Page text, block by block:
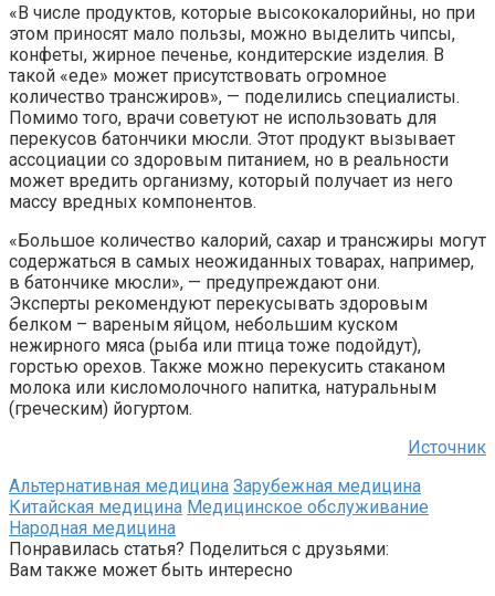
«В числе продуктов, которые высококалорийны, но при
этом приносят мало пользы, можно выделить чипсы,
конфеты, жирное печенье, кондитерские изделия. В
такой «еде» может присутствовать огромное
количество трансжиров», — поделились специалисты.
Помимо того, врачи советуют не использовать для
перекусов батончики мюсли. Этот продукт вызывает
ассоциации со здоровым питанием, но в реальности
может вредить организму, который получает из него
массу вредных компонентов.
«Большое количество калорий, сахар и трансжиры могут
содержаться в самых неожиданных товарах, например,
в батончике мюсли», — предупреждают они.
Эксперты рекомендуют перекусывать здоровым
белком – вареным яйцом, небольшим куском
нежирного мяса (рыба или птица тоже подойдут),
горстью орехов. Также можно перекусить стаканом
молока или кисломолочного напитка, натуральным
(греческим) йогуртом.
Источник
Альтернативная медицина Зарубежная медицина
Китайская медицина Медицинское обслуживание
Народная медицина
Понравилась статья? Поделиться с друзьями:
Вам также может быть интересно